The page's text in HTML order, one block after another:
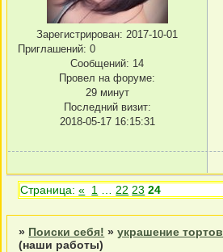
Зарегистрирован: 2017-10-01
Приглашений: 0
Сообщений: 14
Провел на форуме:
29 минут
Последний визит:
2018-05-17 16:15:31
Страница:« 1 22 23 24
» Поиски себя! »украшение тортов
(наши работы)